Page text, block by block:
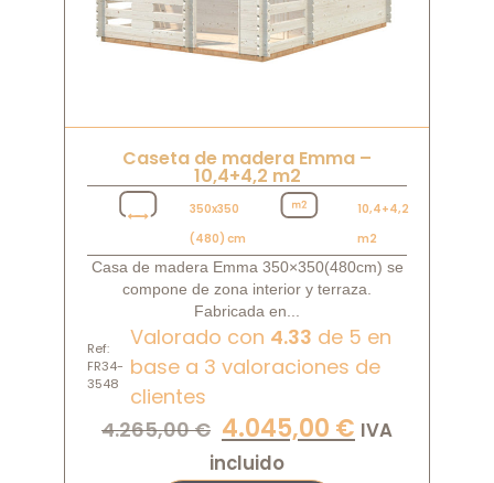
Caseta de madera Emma –
10,4+4,2 m2
350x350
(480) cm
10,4+4,2
m2
Casa de madera Emma 350×350(480cm) se
compone de zona interior y terraza.
Fabricada en...
Ref:
FR34-
3548
Valorado con 4.33 de 5 en
base a 3 valoraciones de
clientes
4.265,00€ 4.045,00 € IVA
incluido